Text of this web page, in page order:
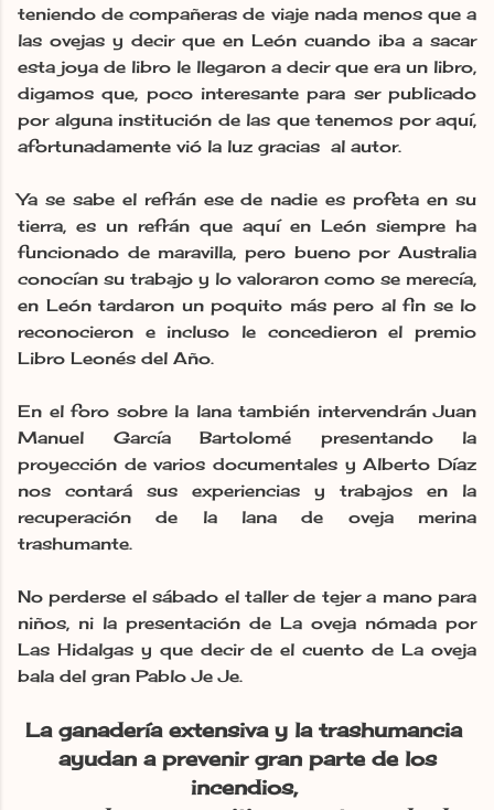
teniendo de compañeras de viaje nada menos que a
las ovejas y decir que en León cuando iba a sacar
esta joya de libro le llegaron a decir que era un libro,
digamos que, poco interesante para ser publicado
por alguna institución de las que tenemos por aquí,
afortunadamente vió la luz gracias al autor.
Ya se sabe el refrán ese de nadie es profeta en su
tierra, es un refrán que aquí en León siempre ha
funcionado de maravilla, pero bueno por Australia
conocían su trabajo y lo valoraron como se merecía,
en León tardaron un poquito más pero al fin se lo
reconocieron e incluso le concedieron el premio
Libro Leonés del Año.
En el foro sobre la lana también intervendrán Juan
Manuel García Bartolomé presentando la
proyección de varios documentales y Alberto Díaz
nos contará sus experiencias y trabajos en la
recuperación de la lana de oveja merina
trashumante.
No perderse el sábado el taller de tejer a mano para
niños, ni la presentación de La oveja nómada por
Las Hidalgas y que decir de el cuento de La oveja
bala del gran Pablo Je Je.
La ganadería extensiva y la trashumancia
ayudan a prevenir gran parte de los
incendios,